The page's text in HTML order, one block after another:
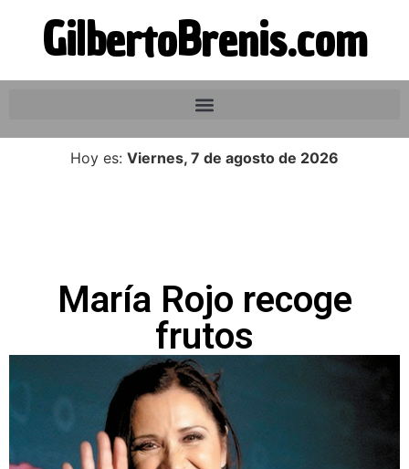
GilbertoBrenis.com
Hoy es: Viernes, 7 de agosto de 2026
María Rojo recoge
frutos